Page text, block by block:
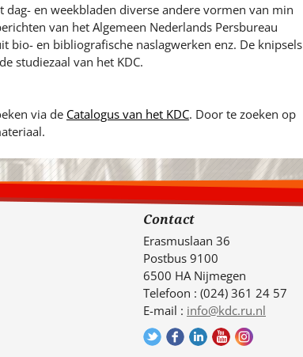
en weekbladen diverse andere vormen van min
van het Algemeen Nederlands Persbureau
bio- en bibliografische naslagwerken enz. De knipsels
studiezaal van het KDC.
via de Catalogus van het KDC. Door te zoeken op
Contact
Erasmuslaan 36
Postbus 9100
6500 HA Nijmegen
Telefoon : (024) 361 24 57
E-mail : info@kdc.ru.nl